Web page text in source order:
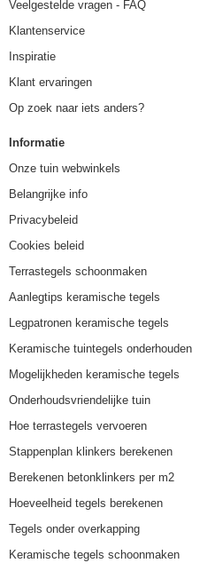
Veelgestelde vragen - FAQ
Klantenservice
Inspiratie
Klant ervaringen
Op zoek naar iets anders?
Informatie
Onze tuin webwinkels
Belangrijke info
Privacybeleid
Cookies beleid
Terrastegels schoonmaken
Aanlegtips keramische tegels
Legpatronen keramische tegels
Keramische tuintegels onderhouden
Mogelijkheden keramische tegels
Onderhoudsvriendelijke tuin
Hoe terrastegels vervoeren
Stappenplan klinkers berekenen
Berekenen betonklinkers per m2
Hoeveelheid tegels berekenen
Tegels onder overkapping
Keramische tegels schoonmaken